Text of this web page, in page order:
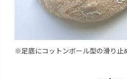
※足底にコットンボール型の滑り止